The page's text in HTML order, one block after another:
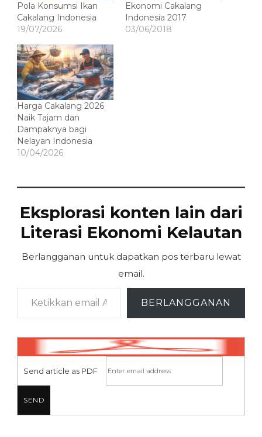
Pola Konsumsi Ikan
Cakalang Indonesia
19/07/2026
Ekonomi Cakalang
Indonesia 2017
03/06/2018
Harga Cakalang 2026
Naik Tajam dan
Dampaknya bagi
Nelayan Indonesia
10/04/2026
Eksplorasi konten lain dari
Literasi Ekonomi Kelautan
Berlangganan untuk dapatkan pos terbaru lewat
email.
Ketikkan email Anda...
BERLANGGANAN
Send article as PDF